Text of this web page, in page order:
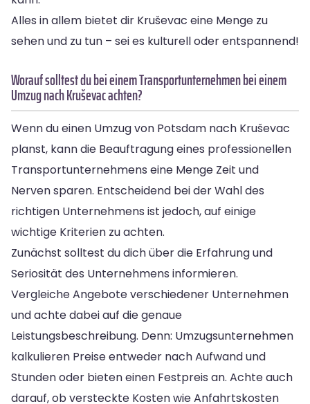
Alles in allem bietet dir Kruševac eine Menge zu
sehen und zu tun – sei es kulturell oder entspannend!
Worauf solltest du bei einem Transportunternehmen bei einem
Umzug nach Kruševac achten?
Wenn du einen Umzug von Potsdam nach Kruševac
planst, kann die Beauftragung eines professionellen
Transportunternehmens eine Menge Zeit und
Nerven sparen. Entscheidend bei der Wahl des
richtigen Unternehmens ist jedoch, auf einige
wichtige Kriterien zu achten.
Zunächst solltest du dich über die Erfahrung und
Seriosität des Unternehmens informieren.
Vergleiche Angebote verschiedener Unternehmen
und achte dabei auf die genaue
Leistungsbeschreibung. Denn: Umzugsunternehmen
kalkulieren Preise entweder nach Aufwand und
Stunden oder bieten einen Festpreis an. Achte auch
darauf, ob versteckte Kosten wie Anfahrtskosten